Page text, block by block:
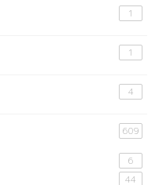
1
1
4
609
6
44